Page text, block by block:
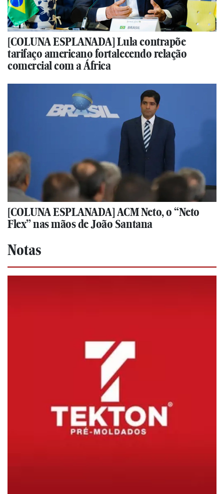
[COLUNA ESPLANADA] Lula contrapõe
tarifaço americano fortalecendo relação
comercial com a África
[COLUNA ESPLANADA] ACM Neto, o “Neto
Flex” nas mãos de João Santana
Notas